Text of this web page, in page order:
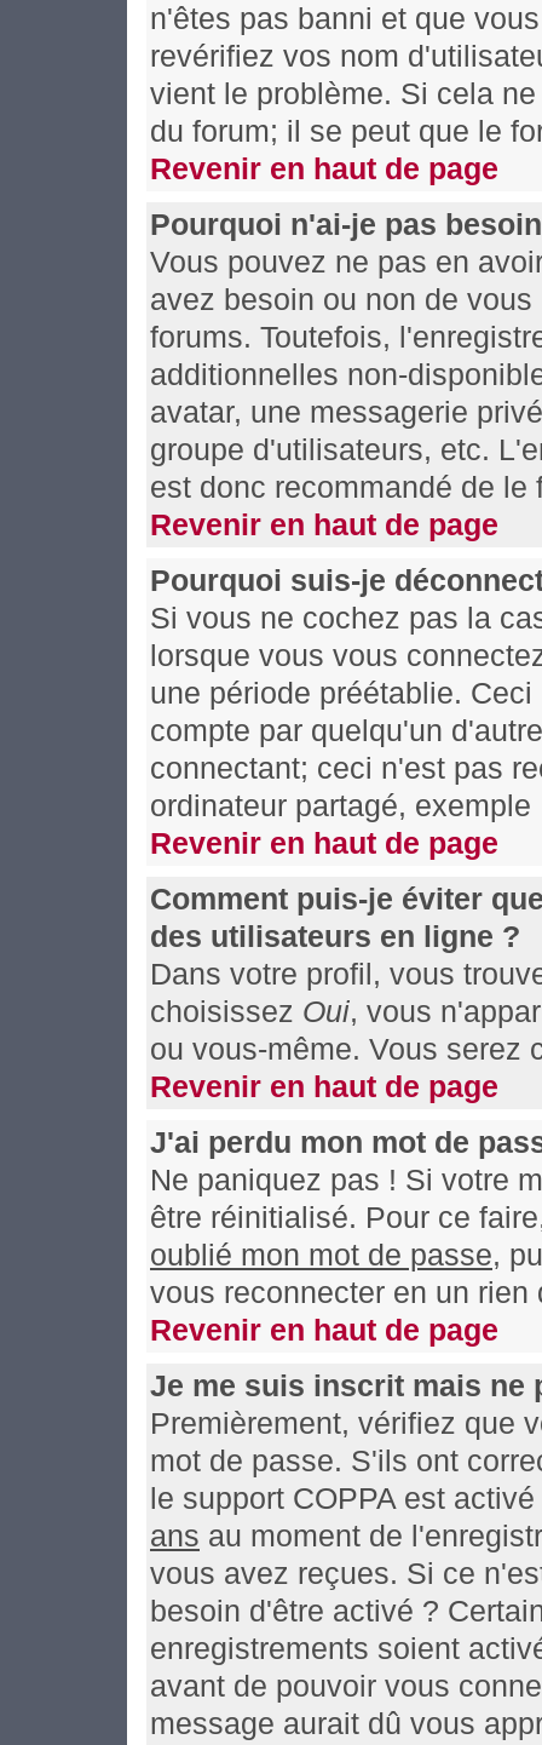
n'êtes pas banni et que
revérifiez vos nom
vient le problème. Si cela
du forum; il se peut que le
Revenir en haut de page
Pourquoi n'ai-je pas
Vous pouvez ne pas en
avez besoin ou non de
forums. Toutefois,
additionnelles non-
avatar, une messagerie
groupe d'utilisateurs, etc.
est donc recommandé de le
Revenir en haut de page
Pourquoi suis-je
Si vous ne cochez pas la
lorsque vous vous
une période préétablie.
compte par quelqu'un
connectant; ceci n'est pas
ordinateur partagé,
Revenir en haut de page
Comment puis-je éviter
des utilisateurs en ligne ?
Dans votre profil, vous
choisissez Oui, vous
ou vous-même. Vous serez
Revenir en haut de page
J'ai perdu mon mot de
Ne paniquez pas ! Si votre
être réinitialisé. Pour ce
oublié mon mot de passe,
vous reconnecter en un rien
Revenir en haut de page
Je me suis inscrit mais ne
Premièrement, vérifiez que
mot de passe. S'ils ont
le support COPPA est
ans au moment de
vous avez reçues. Si ce
besoin d'être activé ?
enregistrements soient
avant de pouvoir vous
message aurait dû vous